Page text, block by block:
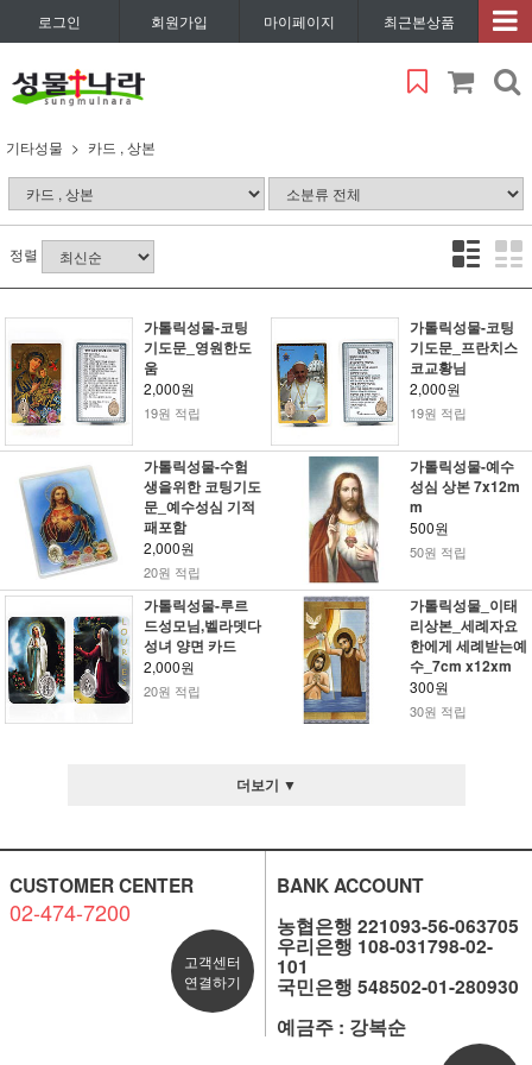
로그인 회원가입 마이페이지 최근본상품
기타성물 카드 , 상본
정렬
가톨릭성물-코팅
기도문_영원한도
움
2,000원
19원 적립
가톨릭성물-코팅
기도문_프란치스
코교황님
2,000원
19원 적립
가톨릭성물-수험
생을위한 코팅기도
문_예수성심 기적
패포함
2,000원
20원 적립
가톨릭성물-예수
성심 상본 7x12m
m
500원
50원 적립
가톨릭성물-루르
드성모님,벨라뎃다
성녀 양면 카드
2,000원
20원 적립
가톨릭성물_이태
리상본_세례자요
한에게 세례받는예
수_7cm x12xm
300원
30원 적립
더보기 ▼
CUSTOMER CENTER
02-474-7200
고객센터
연결하기
BANK ACCOUNT
농협은행 221093-56-063705
우리은행 108-031798-02-
101
국민은행 548502-01-280930
예금주 : 강복순